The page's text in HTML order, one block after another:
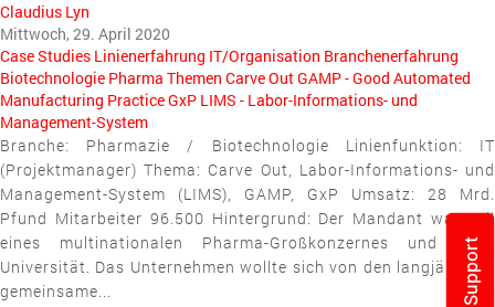
Claudius Lyn
Mittwoch, 29. April 2020
Case Studies Linienerfahrung IT/Organisation Branchenerfahrung
Biotechnologie Pharma Themen Carve OutGAMP - Good Automated
Manufacturing PracticeGxP LIMS - Labor-Informations- und
Management-System
Branche: Pharmazie / Biotechnologie Linienfunktion: IT
(Projektmanager) Thema: Carve Out, Labor-Informations- und
Management-System (LIMS), GAMP, GxP Umsatz: 28 Mrd.
Pfund Mitarbeiter 96.500 Hintergrund: Der Mandant war Teil
eines multinationalen Pharma-Großkonzernes und einer
Universität. Das Unternehmen wollte sich von den langjährigen
gemeinsame...
Support